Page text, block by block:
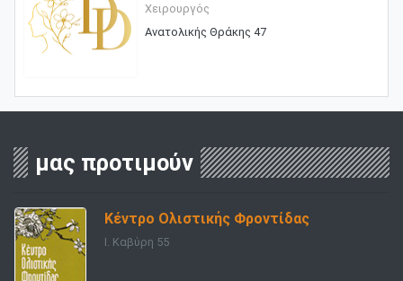
Χειρουργός
Ανατολικής Θράκης 47
μας προτιμούν
Κέντρο Ολιστικής Φροντίδας
Ι. Καβύρη 55